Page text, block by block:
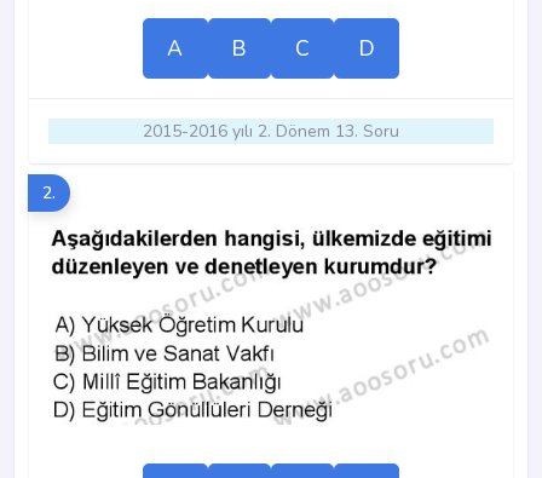
A B C D
2015-2016 yılı 2. Dönem 13. Soru
2.